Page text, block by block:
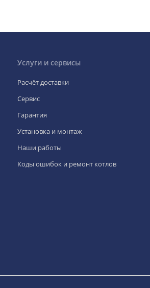
Услуги и сервисы
Расчёт доставки
Сервис
Гарантия
Установка и монтаж
Наши работы
Коды ошибок и ремонт котлов